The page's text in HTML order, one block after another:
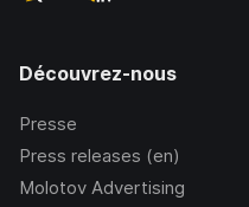
Découvrez-nous
Presse
Press releases (en)
Molotov Advertising